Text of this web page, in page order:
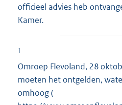
officieel advies heb
Kamer.
1
Omroep Flevoland, 28
moeten het ontgelden,
omhoog (